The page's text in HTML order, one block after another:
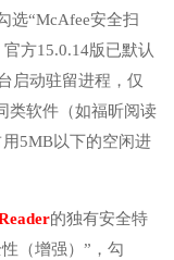
选“McAfee安全扫
方15.0.14版已默认
启动驻留进程，仅
类软件（如福昕阅读
用5MB以下的空闲进
的独有安全特
（增强）”，勾